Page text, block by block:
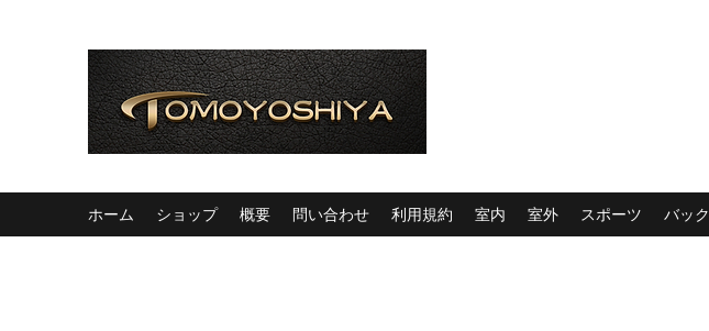
ホーム ショップ 概要 問い合わせ 利用規約 室内 室外 スポーツ バック